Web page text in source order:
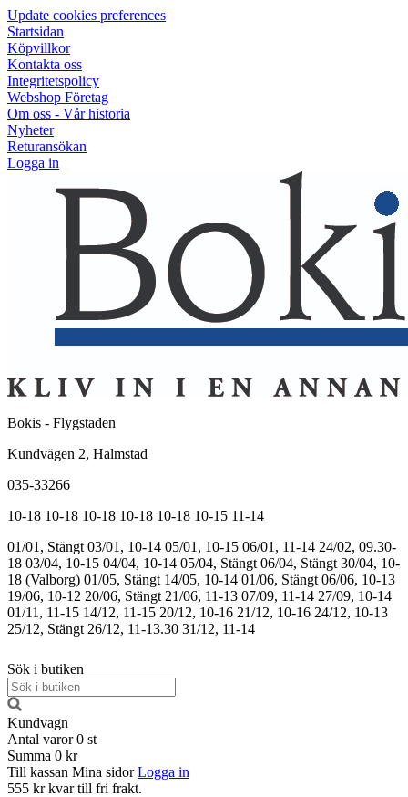
Update cookies preferences
Startsidan
Köpvillkor
Kontakta oss
Integritetspolicy
Webshop Företag
Om oss - Vår historia
Nyheter
Returansökan
Logga in
Bokis - Flygstaden
Kundvägen 2, Halmstad
035-33266
10-18 10-18 10-18 10-18 10-18 10-15 11-14
01/01, Stängt 03/01, 10-14 05/01, 10-15 06/01, 11-14 24/02, 09.30-
18 03/04, 10-15 04/04, 10-14 05/04, Stängt 06/04, Stängt 30/04, 10-
18 (Valborg) 01/05, Stängt 14/05, 10-14 01/06, Stängt 06/06, 10-13
19/06, 10-12 20/06, Stängt 21/06, 11-13 07/09, 11-14 27/09, 10-14
01/11, 11-15 14/12, 11-15 20/12, 10-16 21/12, 10-16 24/12, 10-13
25/12, Stängt 26/12, 11-13.30 31/12, 11-14
Sök i butiken
Kundvagn
Antal varor 0 st
Summa 0 kr
Till kassan Mina sidor Logga in
555 kr kvar till fri frakt.